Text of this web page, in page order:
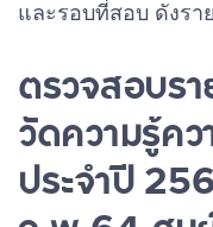
และรอบที่สอบ ดังรา
ตรวจสอบร
วัดความรู้คว
ประจำปี